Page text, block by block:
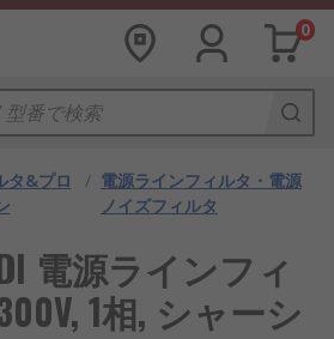
0
タ&プロ
/ 電源ラインフィルタ・電源
ノイズフィルタ
電源ラインフィ
1相, シャーシ